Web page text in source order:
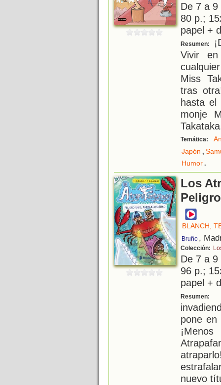
De 7 a
80 p.;
papel +
Resumen:
Vivir
Miss
tras
hasta el
monje
Temática:
Japón ,
Humor.
Los
BLANCH,
Bruño ,
Colección:
De 7 a
96 p.;
papel +
Resumen:
pone en
nuevo